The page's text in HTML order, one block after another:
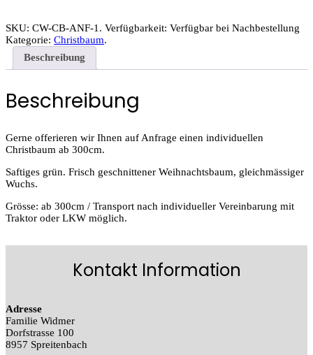
SKU: CW-CB-ANF-1 . Verfügbarkeit: Verfügbar bei Nachbestellung
Kategorie: Christbaum.
Beschreibung
Beschreibung
Gerne offerieren wir Ihnen auf Anfrage einen individuellen
Christbaum ab 300cm.
Saftiges grün. Frisch geschnittener Weihnachtsbaum, gleichmässiger
Wuchs.
Grösse: ab 300cm / Transport nach individueller Vereinbarung mit
Traktor oder LKW möglich.
Kontakt Information
Adresse
Familie Widmer
Dorfstrasse 100
8957 Spreitenbach